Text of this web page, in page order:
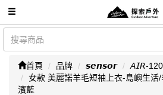
首頁 品牌 𝙨𝙚𝙣𝙨𝙤𝙧
𝘈𝘐𝘙-
女款 美麗諾羊毛短袖上衣-島嶼生活
濱藍